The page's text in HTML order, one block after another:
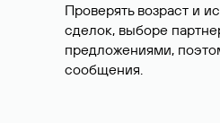
Проверять возраст и
сделок, выборе
предложениями,
сообщения.